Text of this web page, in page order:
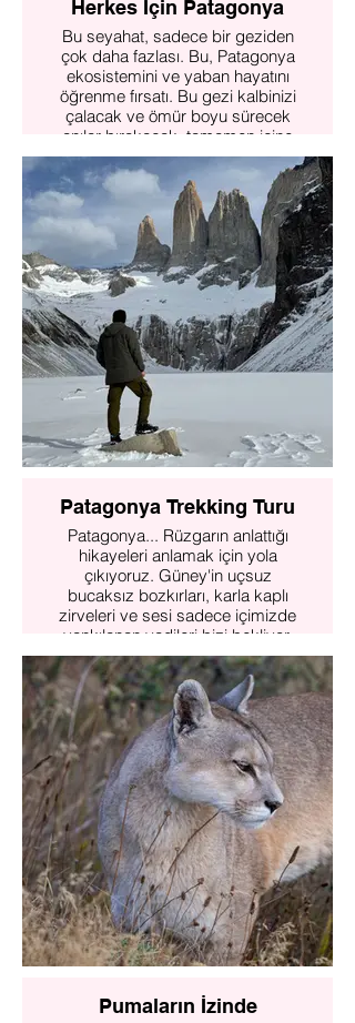
Herkes İçin Patagonya
Bu seyahat, sadece bir geziden
çok daha fazlası. Bu, Patagonya
ekosistemini ve yaban hayatını
öğrenme fırsatı. Bu gezi kalbinizi
çalacak ve ömür boyu sürecek
anılar bırakacak, tamamen içine
çeken eşsiz bir yolculuk olacak.
Daha fazlasını incele
Patagonya Trekking Turu
Patagonya... Rüzgarın anlattığı
hikayeleri anlamak için yola
çıkıyoruz. Güney'in uçsuz
bucaksız bozkırları, karla kaplı
zirveleri ve sesi sadece içimizde
yankılanan vadileri bizi bekliyor.
Bu 12 günlük yolculuk, bir
seyahatten öte, bir içsel deneyim
olacak.
Her sabah bambaşka bir
manzaraya uyanacağın, bazen
şiddetli bir rüzgarla savrulacağın,
bazen sadece kuşların şarkısını
duyacağın bir rota bu. Ve bu
rotada, doğayla gerçek bir bağ
kuracak, kendini dinleyecek ve
Patagonya'nın sana anlattıklarını
duyacaksın.
Daha fazlasını incele
Pumaların İzinde